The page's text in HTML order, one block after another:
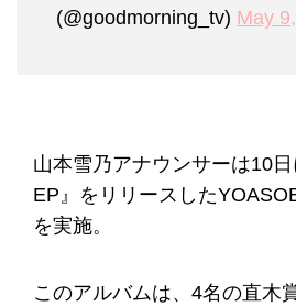
(@goodmorning_tv) May
山本雪乃アナウンサーは10
EP』をリリースした
を実施。
このアルバムは、4名の直木